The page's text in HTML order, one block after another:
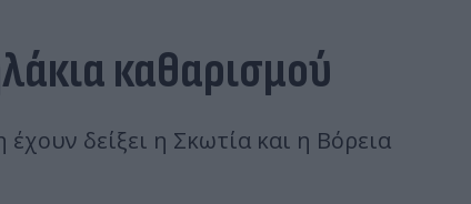
καθαρισμού
δείξει η Σκωτία και η Βόρεια